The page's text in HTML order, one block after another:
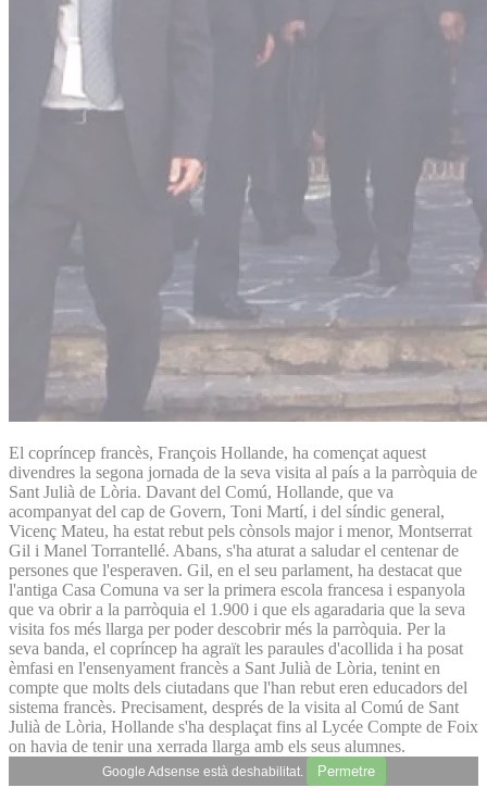
El copríncep francès, François Hollande, ha començat aquest
divendres la segona jornada de la seva visita al país a la parròquia de
Sant Julià de Lòria. Davant del Comú, Hollande, que va
acompanyat del cap de Govern, Toni Martí, i del síndic general,
Vicenç Mateu, ha estat rebut pels cònsols major i menor, Montserrat
Gil i Manel Torrantellé. Abans, s'ha aturat a saludar el centenar de
persones que l'esperaven. Gil, en el seu parlament, ha destacat que
l'antiga Casa Comuna va ser la primera escola francesa i espanyola
que va obrir a la parròquia el 1.900 i que els agaradaria que la seva
visita fos més llarga per poder descobrir més la parròquia. Per la
seva banda, el copríncep ha agraït les paraules d'acollida i ha posat
èmfasi en l'ensenyament francès a Sant Julià de Lòria, tenint en
compte que molts dels ciutadans que l'han rebut eren educadors del
sistema francès. Precisament, després de la visita al Comú de Sant
Julià de Lòria, Hollande s'ha desplaçat fins al Lycée Compte de Foix
on havia de tenir una xerrada llarga amb els seus alumnes.
Google Adsense està deshabilitat. Permetre